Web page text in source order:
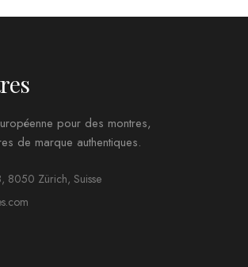
pour des montres,
de marque authentiques.
8050 Zürich, Suisse